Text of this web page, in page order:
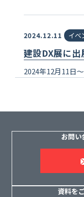
2024.12.11 イベ
建設DX展に出
2024年12月11日
NTTグループブー
47-6
登録不要！AI
ます！
お問い
資料を